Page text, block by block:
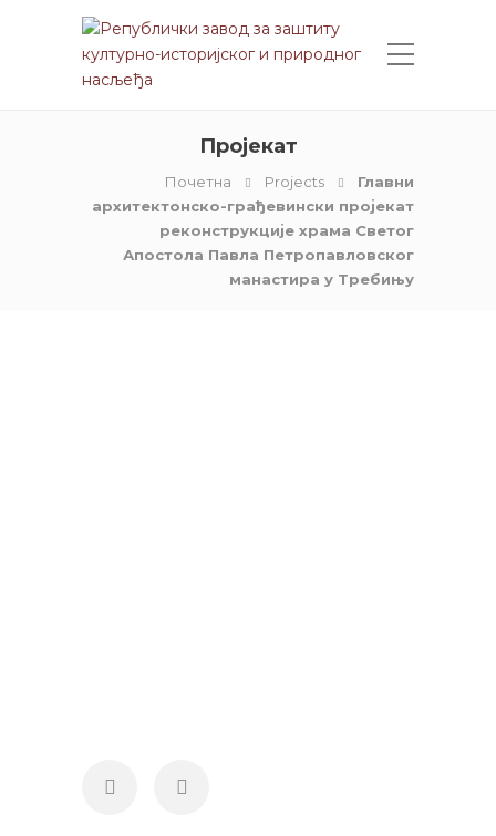
Пројекат
Почетна Projects
Главни
архитектонско-грађевински пројекат
реконструкције храма Светог
Апостола Павла Петропавловског
манастира у Требињу